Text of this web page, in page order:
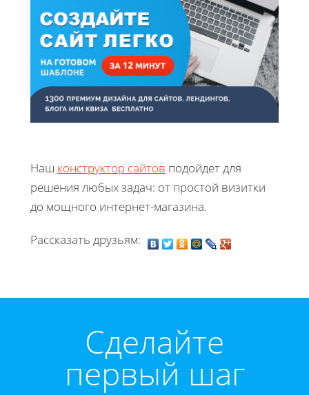
Наш конструктор сайтов подойдет для
решения любых задач: от простой визитки
до мощного интернет-магазина.
Рассказать друзьям:
Cделайте
первый шаг